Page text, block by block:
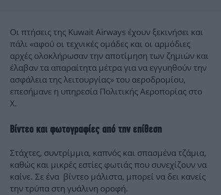
Οι πτήσεις της Kuwait Airways έχουν ξεκινήσει και
πάλι «αφού οι τεχνικές ομάδες και οι αρμόδιες
αρχές ολοκλήρωσαν την αποτίμηση των ζημιών και
έλαβαν τα απαραίτητα μέτρα για να εγγυηθούν την
ασφάλεια της λειτουργίας» του αεροδρομίου,
επεσήμανε η υπηρεσία Πολιτικής Αεροπορίας στο
Χ.
Βίντεο και φωτογραφίες από την επίθεση
Στάχτες, συντρίμμια, καπνός και σπασμένα τζάμια,
καθώς και μικρές εστίες φωτιάς που συνεχίζουν να
καίνε. Σε ένα βίντεο μάλιστα, μπορεί να δει κανείς
την τρύπα στη γυάλινη οροφή.